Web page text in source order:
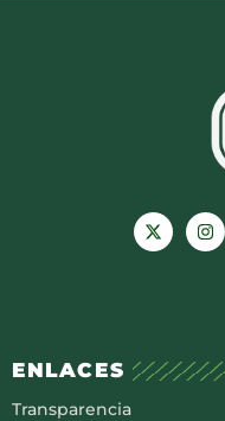
ENLACES
Transparencia